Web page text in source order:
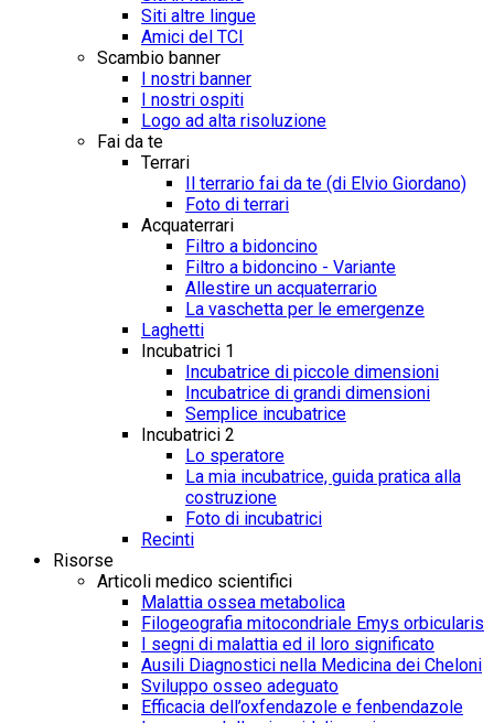
Siti altre lingue
Amici del TCI
Scambio banner
I nostri banner
I nostri ospiti
Logo ad alta risoluzione
Fai da te
Terrari
Il terrario fai da te (di Elvio Giordano)
Foto di terrari
Acquaterrari
Filtro a bidoncino
Filtro a bidoncino - Variante
Allestire un acquaterrario
La vaschetta per le emergenze
Laghetti
Incubatrici 1
Incubatrice di piccole dimensioni
Incubatrice di grandi dimensioni
Semplice incubatrice
Incubatrici 2
Lo speratore
La mia incubatrice, guida pratica alla
costruzione
Foto di incubatrici
Recinti
Risorse
Articoli medico scientifici
Malattia ossea metabolica
Filogeografia mitocondriale Emys orbicularis
I segni di malattia ed il loro significato
Ausili Diagnostici nella Medicina dei Cheloni
Sviluppo osseo adeguato
Efficacia dell’oxfendazole e fenbendazole